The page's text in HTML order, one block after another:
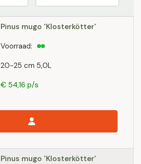
Pinus mugo 'Klosterkötter'
20-25 cm 5,0L
Voorraad:
€ 54,16 p/s
Pinus mugo 'Klosterkötter'